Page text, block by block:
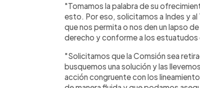
"Tomamos la palabra de su
esto. Por eso, solicitamos a Indes y al
que nos permita o nos den un lapso
derecho y conforme a los estuatudos
"Solicitamos que la Comsión sea
busquemos una solución y las
acción congruente con los